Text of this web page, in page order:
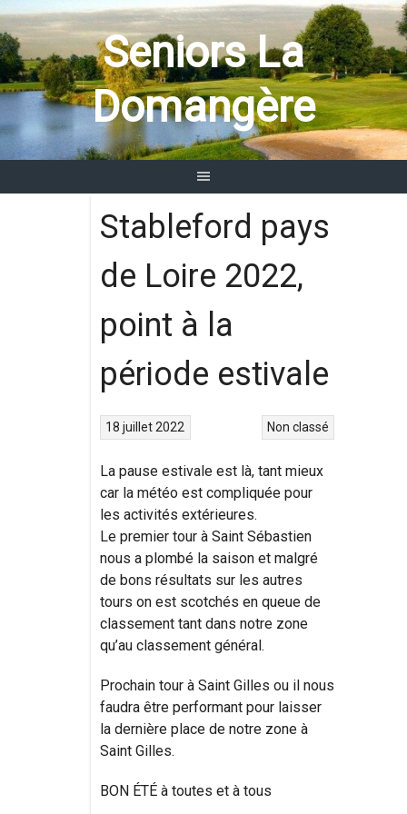
Aller
au
contenu
Seniors La
Domangère
Stableford pays
de Loire 2022,
point à la
période estivale
Non classé
18 juillet 2022
La pause estivale est là, tant mieux
car la météo est compliquée pour
les activités extérieures.
Le premier tour à Saint Sébastien
nous a plombé la saison et malgré
de bons résultats sur les autres
tours on est scotchés en queue de
classement tant dans notre zone
qu’au classement général.
Prochain tour à Saint Gilles ou il nous
faudra être performant pour laisser
la dernière place de notre zone à
Saint Gilles.
BON ÉTÉ à toutes et à tous